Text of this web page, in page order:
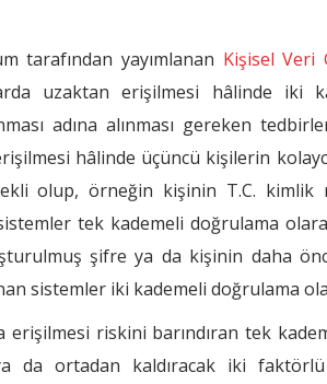
tarafından yayımlanan Kişisel Veri
uzaktan erişilmesi hâlinde iki
adına alınması gereken tedbirler
hâlinde üçüncü kişilerin
olup, örneğin kişinin T.C. kimlik
tek kademeli doğrulama
şifre ya da kişinin daha
sistemler iki kademeli doğrulama
riskini barındıran tek
ortadan kaldıracak iki faktörlü